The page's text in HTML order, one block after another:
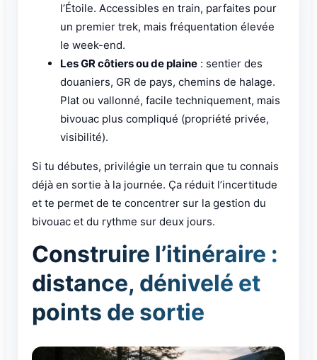
l’Étoile. Accessibles en train, parfaites pour
un premier trek, mais fréquentation élevée
le week-end.
Les GR côtiers ou de plaine : sentier des
douaniers, GR de pays, chemins de halage.
Plat ou vallonné, facile techniquement, mais
bivouac plus compliqué (propriété privée,
visibilité).
Si tu débutes, privilégie un terrain que tu connais
déjà en sortie à la journée. Ça réduit l’incertitude
et te permet de te concentrer sur la gestion du
bivouac et du rythme sur deux jours.
Construire l’itinéraire :
distance, dénivelé et
points de sortie